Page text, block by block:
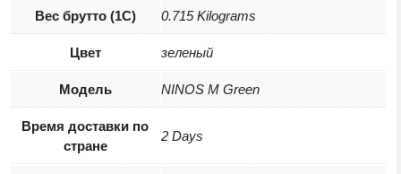
Вес брутто (1С) 0.715 Kilograms
Цвет зеленый
Модель NINOS M Green
Время доставки по
стране
2 Days